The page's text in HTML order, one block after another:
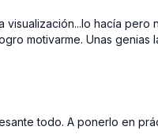
hacía
motivarme. Unas genias
todo. A ponerlo en